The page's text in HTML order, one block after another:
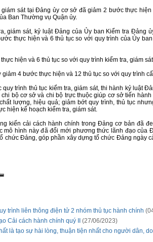
sát tại Đảng ủy cơ sở đã giảm 2 bước thực hiện
Ban Thường vụ Quận ủy.
giám sát, kỷ luật Đảng của Ủy ban Kiểm tra Đảng
thực hiện và 6 thủ tục so với quy trình của Ủy
hiện và 6 thủ tục so với quy trình kiểm tra, giám
4 bước thực hiện và 12 thủ tục so với quy trình
trình thủ tục kiểm tra, giám sát, thi hành kỷ luật
bộ cơ sở và chi bộ trực thuộc giúp cơ sở tiến
lượng, hiệu quả; giảm bớt quy trình, thủ tục
hiện kế hoạch kiểm tra, giám sát.
kiến cải cách hành chính trong Đảng cơ bản đã
mô hình này đã đổi mới phương thức lãnh đạo của
chức Đảng, góp phần xây dựng tổ chức Đảng ngày
trình liên thông điện tử 2 nhóm thủ tục hành chính
Cải cách hành chính quý II
(27/06/2023)
là tạo sự hài lòng, thuận tiện nhất cho người dân,